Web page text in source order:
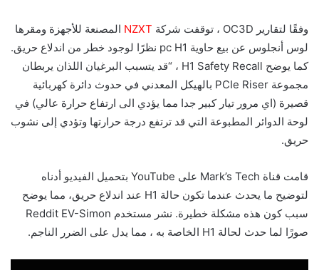
وفقًا لتقارير OC3D ، توقفت شركة NZXT المصنعة للأجهزة ومقرها
لوس أنجلوس عن بيع حاوية pc H1 نظرًا لوجود خطر من اندلاع حريق.
كما يوضح H1 Safety Recall ، “قد يتسبب البرغيان اللذان يربطان
مجموعة PCIe Riser بالهيكل المعدني في حدوث دائرة كهربائية
قصيرة (اي مرور تيار كبير جدا مما يؤدي الى ارتفاع حرارة عالي) في
لوحة الدوائر المطبوعة التي قد ترتفع درجة حرارتها وتؤدي إلى نشوب
حريق.
قامت قناة Mark’s Tech على YouTube بتحميل الفيديو أدناه
لتوضيح ما يحدث عندما تكون حالة H1 عند اندلاع حريق، مما يوضح
سبب كون هذه مشكلة خطيرة. نشر مستخدم Reddit EV-Simon
صورًا لما حدث لحالة H1 الخاصة به ، مما يدل على الضرر الناجم.